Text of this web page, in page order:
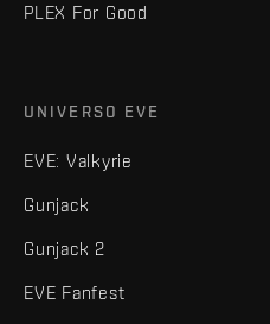
PLEX For Good
UNIVERSO EVE
EVE: Valkyrie
Gunjack
Gunjack 2
EVE Fanfest